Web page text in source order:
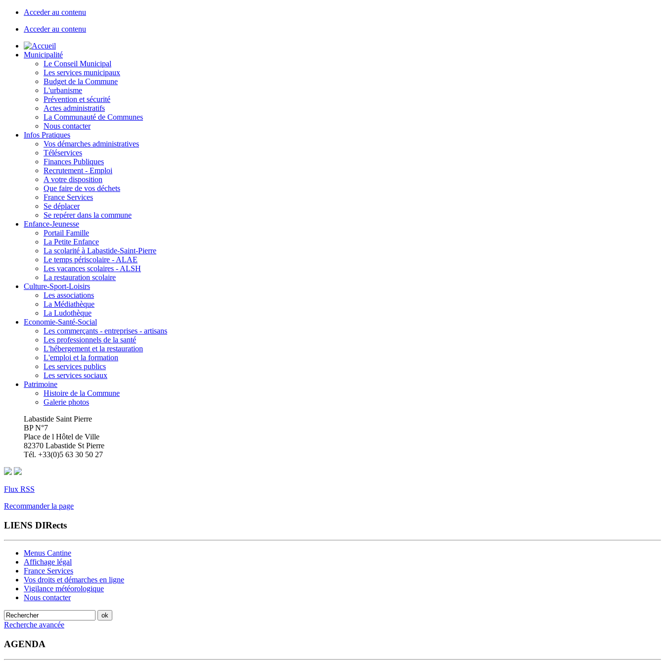
Acceder au contenu
Acceder au contenu
Municipalité
Le Conseil Municipal
Les services municipaux
Budget de la Commune
L'urbanisme
Prévention et sécurité
Actes administratifs
La Communauté de Communes
Nous contacter
Infos Pratiques
Vos démarches administratives
Téléservices
Finances Publiques
Recrutement - Emploi
A votre disposition
Que faire de vos déchets
France Services
Se déplacer
Se repérer dans la commune
Enfance-Jeunesse
Portail Famille
La Petite Enfance
La scolarité à Labastide-Saint-Pierre
Le temps périscolaire - ALAE
Les vacances scolaires - ALSH
La restauration scolaire
Culture-Sport-Loisirs
Les associations
La Médiathèque
La Ludothèque
Economie-Santé-Social
Les commerçants - entreprises - artisans
Les professionnels de la santé
L'hébergement et la restauration
L'emploi et la formation
Les services publics
Les services sociaux
Patrimoine
Histoire de la Commune
Galerie photos
Labastide Saint Pierre
BP N°7
Place de l Hôtel de Ville
82370 Labastide St Pierre
Tél. +33(0)5 63 30 50 27
Flux RSS
Recommander la page
LIENS DIRects
Menus Cantine
Affichage légal
France Services
Vos droits et démarches en ligne
Vigilance météorologique
Nous contacter
Recherche avancée
AGENDA